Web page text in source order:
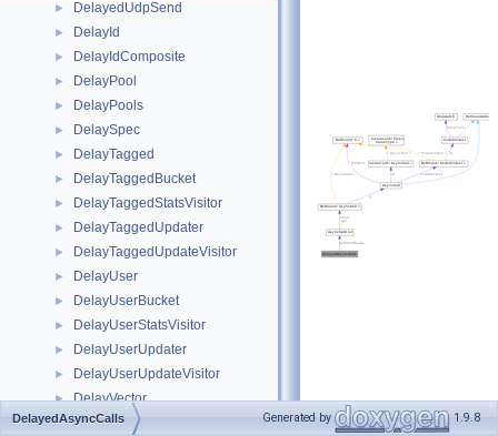
► DelayedUdpSend
► DelayId
► DelayIdComposite
► DelayPool
► DelayPools
► DelaySpec
► DelayTagged
► DelayTaggedBucket
► DelayTaggedStatsVisitor
► DelayTaggedUpdater
► DelayTaggedUpdateVisitor
► DelayUser
► DelayUserBucket
► DelayUserStatsVisitor
► DelayUserUpdater
► DelayUserUpdateVisitor
► DelayVector
► DescriptorSet
DelayedAsyncCalls Generated by 1.9.8